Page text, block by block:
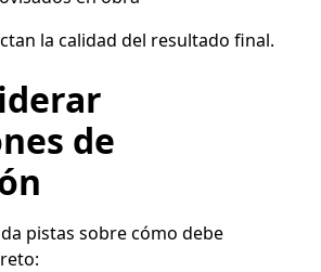
la calidad del resultado final.
de
pistas sobre cómo debe